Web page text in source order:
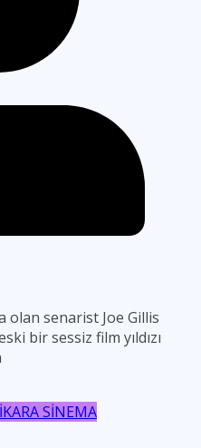
olan senarist Joe Gillis
bir sessiz film yıldızı
KARA SİNEMA